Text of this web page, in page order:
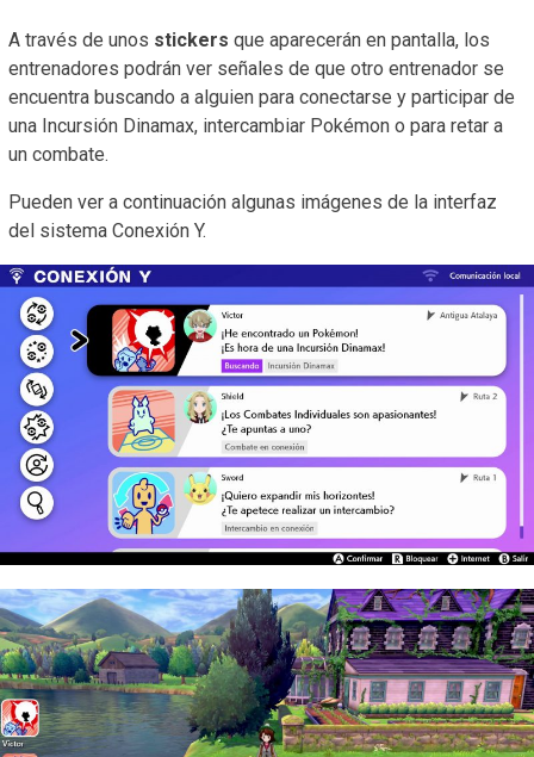
A través de unos stickers que aparecerán en pantalla, los
entrenadores podrán ver señales de que otro entrenador se
encuentra buscando a alguien para conectarse y participar de
una Incursión Dinamax, intercambiar Pokémon o para retar a
un combate.
Pueden ver a continuación algunas imágenes de la interfaz
del sistema Conexión Y.